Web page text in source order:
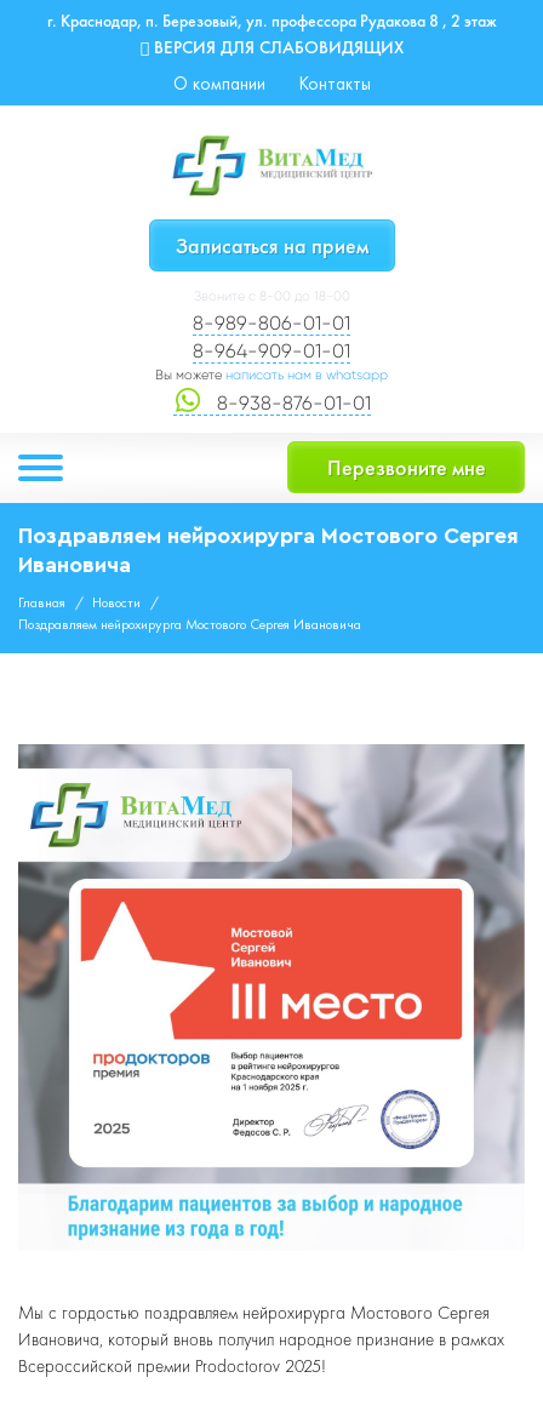
г. Краснодар, п. Березовый, ул. профессора Рудакова 8 , 2 этаж
ВЕРСИЯ ДЛЯ СЛАБОВИДЯЩИХ
О компании
Контакты
Звоните с 8-00 до 18-00
8-989-806-01-01
8-964-909-01-01
8-938-876-01-01
Вы можете написать нам в whatsapp
Записаться на прием
Перезвоните мне
Поздравляем нейрохирурга Мостового Сергея
Ивановича
Главная
Новости
Поздравляем нейрохирурга Мостового Сергея Ивановича
Мы с гордостью поздравляем нейрохирурга Мостового Сергея
Ивановича, который вновь получил народное признание в рамках
Всероссийской премии Prodoctorov 2025!